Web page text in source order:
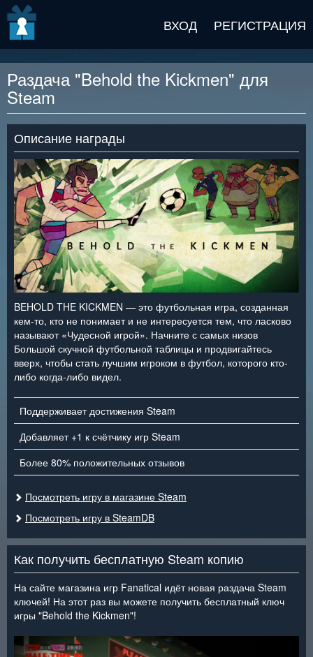
ВХОД РЕГИСТРАЦИЯ
Раздача "Behold the Kickmen" для
Steam
Описание награды
BEHOLD THE KICKMEN — это футбольная игра, созданная
кем-то, кто не понимает и не интересуется тем, что ласково
называют «Чудесной игрой». Начните с самых низов
Большой скучной футбольной таблицы и продвигайтесь
вверх, чтобы стать лучшим игроком в футбол, которого кто-
либо когда-либо видел.
Поддерживает достижения Steam
Добавляет +1 к счётчику игр Steam
Более 80% положительных отзывов
Посмотреть игру в магазине Steam
Посмотреть игру в SteamDB
Как получить бесплатную Steam копию
На сайте магазина игр Fanatical идёт новая раздача Steam
ключей! На этот раз вы можете получить бесплатный ключ
игры "Behold the Kickmen"!
<